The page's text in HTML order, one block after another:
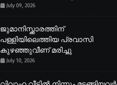
July 09, 2026
ജുമാനിസ്ക്കാരത്തിന്
പള്ളിയിലെത്തിയ പ്രവാസി
കുഴഞ്ഞുവീണ് മരിച്ചു
July 10, 2026